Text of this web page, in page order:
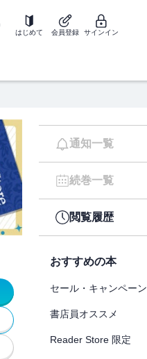
はじめて 会員登録 サインイン
通知一覧
続巻一覧
閲覧履歴
おすすめの本
セール・キャンペーン
書店員オススメ
Reader Store 限定